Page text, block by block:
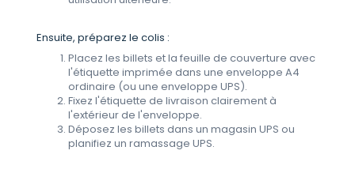
Ensuite, préparez le colis :
Placez les billets et la feuille de couverture avec
l'étiquette imprimée dans une enveloppe A4
ordinaire (ou une enveloppe UPS).
Fixez l'étiquette de livraison clairement à
l'extérieur de l'enveloppe.
Déposez les billets dans un magasin UPS ou
planifiez un ramassage UPS.